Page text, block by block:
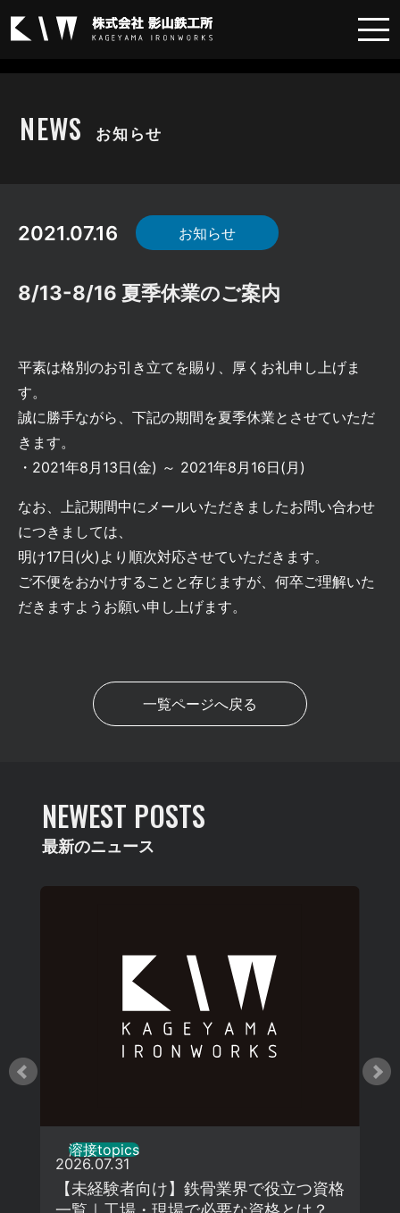
NEWS お知らせ
2021.07.16 お知らせ
8/13-8/16 夏季休業のご案内
平素は格別のお引き立てを賜り、厚くお礼申し上げま
す。
誠に勝手ながら、下記の期間を夏季休業とさせていただ
きます。
・2021年8月13日(金) ～ 2021年8月16日(月)
なお、上記期間中にメールいただきましたお問い合わせ
につきましては、
明け17日(火)より順次対応させていただきます。
ご不便をおかけすることと存じますが、何卒ご理解いた
だきますようお願い申し上げます。
一覧ページへ戻る
NEWEST POSTS
最新のニュース
溶接topics
2026.07.31
【未経験者向け】鉄骨業界で役立つ資格